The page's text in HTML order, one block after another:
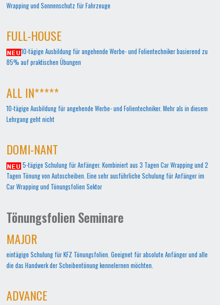
Wrapping und Sonnenschutz für Fahrzeuge
FULL-HOUSE
10-tägige Ausbildung für angehende Werbe- und Folientechniker basierend zu
85% auf praktischen Übungen
ALL IN*****
10-tägige Ausbildung für angehende Werbe- und Folientechniker. Mehr als in diesem
Lehrgang geht nicht
DOMI-NANT
5-tägige Schulung für Anfänger. Kombiniert aus 3 Tagen Car Wrapping und 2
Tagen Tönung von Autoscheiben. Eine sehr ausführliche Schulung für Anfänger im
Car Wrapping und Tönungsfolien Sektor
Tönungsfolien Seminare
MAJOR
eintägige Schulung für KFZ Tönungsfolien. Geeignet für absolute Anfänger und alle
die das Handwerk der Scheibentönung kennelernen möchten.
ADVANCE